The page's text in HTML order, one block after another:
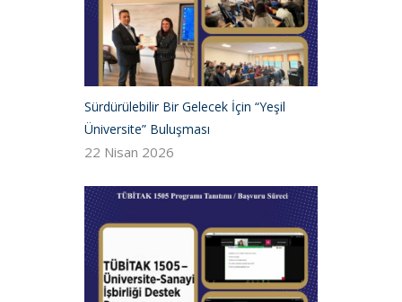
Sürdürülebilir Bir Gelecek İçin “Yeşil
Üniversite” Buluşması
22 Nisan 2026